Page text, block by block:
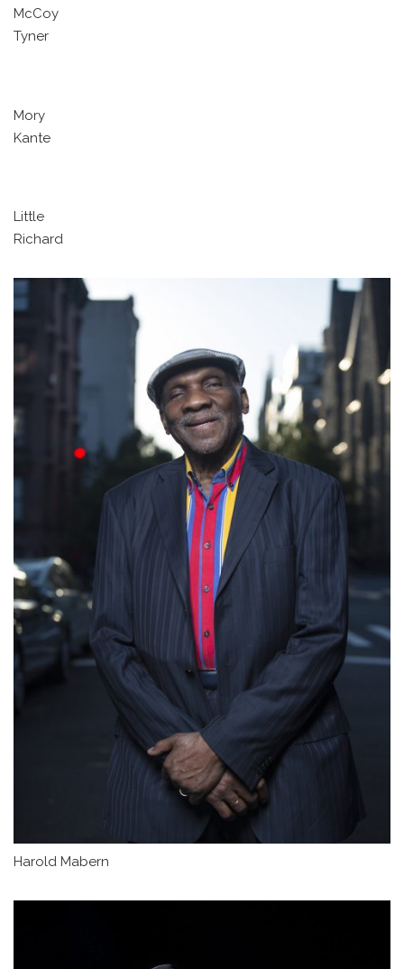
McCoy
Tyner
Mory
Kante
Little
Richard
Harold Mabern